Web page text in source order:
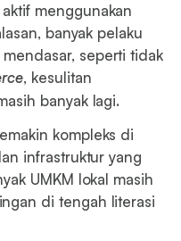
menggunakan
banyak pelaku
seperti tidak
, kesulitan
banyak lagi.
kompleks di
infrastruktur yang
UMKM lokal masih
di tengah literasi